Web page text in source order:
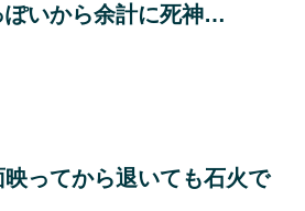
ぽいから余計に死神…
ってから退いても石火で